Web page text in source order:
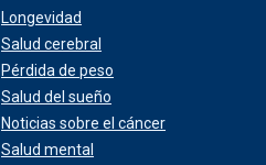
Longevidad
Salud cerebral
Pérdida de peso
Salud del sueño
Noticias sobre el cáncer
Salud mental